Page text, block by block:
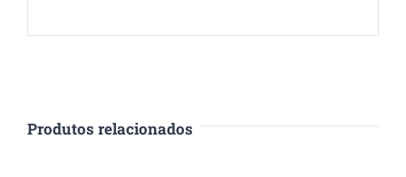
Produtos relacionados